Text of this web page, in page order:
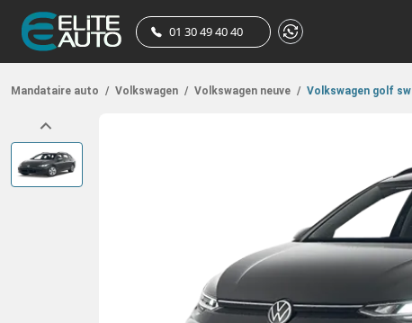
01 30 49 40 40
Mandataire auto / Volkswagen / Volkswagen neuve / Volkswagen golf sw